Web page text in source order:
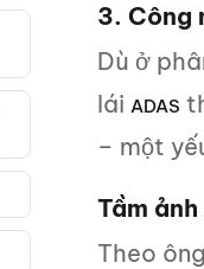
3. Công
Dù ở
lái ADAS
– một
Tầm
Theo ông